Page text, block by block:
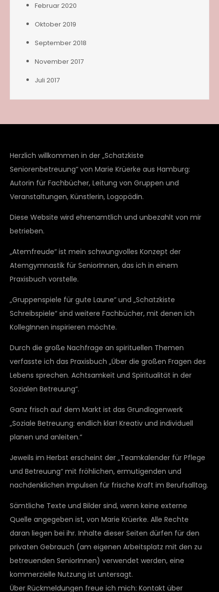
Februar 2020
Oktober 2019
September 2018
November 2017
Juli 2017
Herzlich willkommen in der „Schatzkiste
Seniorenbetreuung“ von Marie Krüerke aus Hamburg:
Autorin für Fachbücher, Leitung von Gruppen und
Veranstaltungen, Künstlerin, Logopädin.
Diese Website wird ehrenamtlich und unbezahlt von mir
betrieben.
„Atemfreude“ ist mein schwungvolles Konzept der
Atemgymnastik für SeniorInnen, das ich in einem
Praxisbuch vorstelle.
„Gruppenspiele für gute Laune“ und „Schatzkiste
Schreibspiele“ sind weitere Fachbücher, mit denen ich
KollegInnen inspirieren möchte.
Durch die große Nachfrage an spirituellen Themen
verfasste ich das Praxisbuch „Über die großen Fragen des
Lebens sprechen. Achtsamkeit und Spiritualität in der
Sozialen Betreuung“.
Ganz frisch auf dem Markt ist das Grundlagenwerk
„Soziale Betreuung: endlich klar! Kreativ und individuell
planen und anleiten.“
Jeweils im Herbst erscheint der „Teamkalender für Pflege
und Betreuung“ mit fröhlichen, ermutigenden und
nachdenklichen Impulsen für frische Kraft im Berufsalltag.
Sämtliche Texte und Bilder sind, wenn keine externe
Quelle angegeben ist, von Marie Krüerke. Alle Rechte
daran liegen bei ihr. Inhalte dieser Seiten dürfen für den
privaten Gebrauch (am eigenen Arbeitsplatz mit den zu
betreuenden SeniorInnen) verwendet werden, eine
kommerzielle Nutzung ist untersagt.
Über Rückmeldungen freue ich mich: Kontakt über